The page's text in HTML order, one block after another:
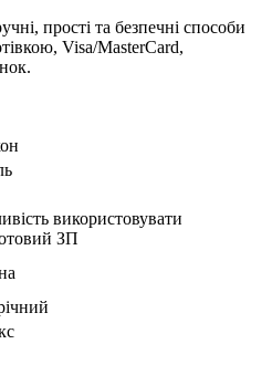
прості та безпечні способи
Visa/MasterCard,
використовувати
ЗП